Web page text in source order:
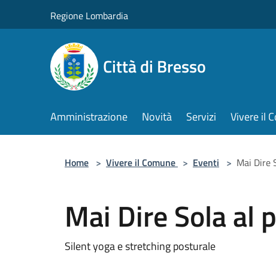
Regione Lombardia
Città di Bresso
Amministrazione Novità Servizi Vivere il
Home > Vivere il Comune > Eventi > Mai Dire
Mai Dire Sola al
Silent yoga e stretching posturale